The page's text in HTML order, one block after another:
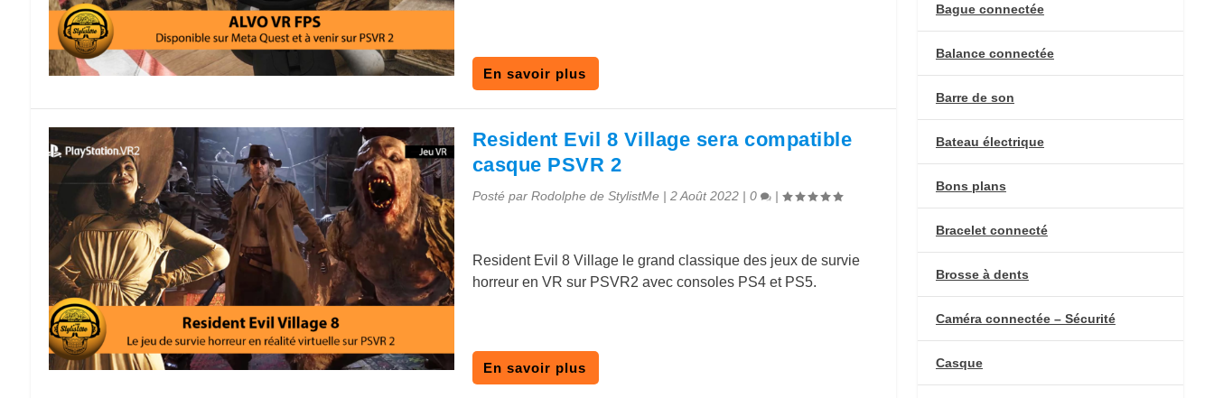
En savoir plus
Resident Evil 8 Village sera compatible
casque PSVR 2
Posté par Rodolphe de StylistMe| 2 Août 2022| 0 |
Resident Evil 8 Village le grand classique des jeux de survie
horreur en VR sur PSVR2 avec consoles PS4 et PS5.
En savoir plus
Bague connectée
Balance connectée
Barre de son
Bateau électrique
Bons plans
Bracelet connecté
Brosse à dents
Caméra connectée – Sécurité
Casque